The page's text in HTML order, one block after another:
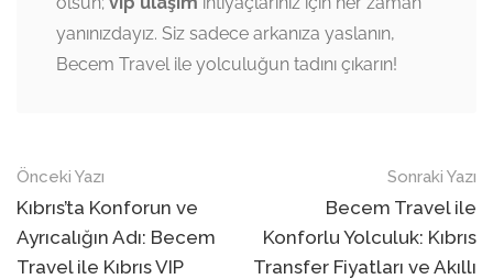
yanınızdayız. Siz sadece arkanıza yaslanın,
Becem Travel ile yolculuğun tadını çıkarın!
Navigasyon
sonrası
Önceki Yazı
Kıbrıs’ta Konforun ve
Ayrıcalığın Adı: Becem
Travel ile Kıbrıs VIP
Sonraki Yazı
Becem Travel ile
Konforlu Yolculuk: Kıbrıs
Transfer Fiyatları ve Akıllı